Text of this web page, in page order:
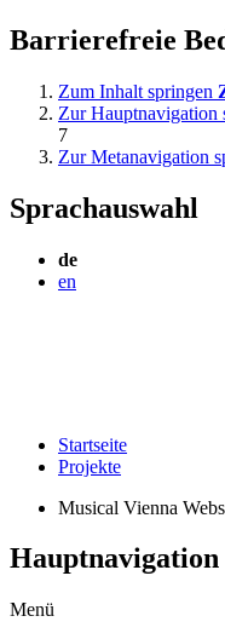
Barrierefreie
Zum Inhalt springen
Zur Hauptnavigation
7
Zur Metanavigation
Sprachauswahl
de
en
Startseite
Projekte
Musical Vienna
Hauptnavigation
Menü